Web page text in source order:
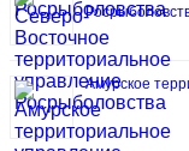
Амурское